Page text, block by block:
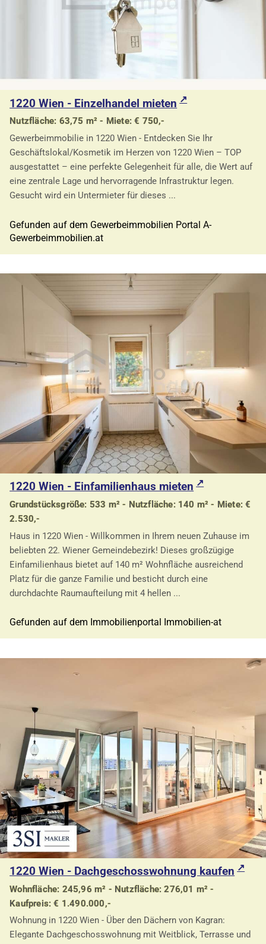
1220 Wien - Einzelhandel mieten
Nutzfläche: 63,75 m² - Miete: € 750,-
Gewerbeimmobilie in 1220 Wien - Entdecken Sie Ihr
Geschäftslokal/Kosmetik im Herzen von 1220 Wien – TOP
ausgestattet – eine perfekte Gelegenheit für alle, die Wert auf
eine zentrale Lage und hervorragende Infrastruktur legen.
Gesucht wird ein Untermieter für dieses ...
Gefunden auf dem Gewerbeimmobilien Portal A-
Gewerbeimmobilien.at
1220 Wien - Einfamilienhaus mieten
Grundstücksgröße: 533 m² - Nutzfläche: 140 m² - Miete: €
2.530,-
Haus in 1220 Wien - Willkommen in Ihrem neuen Zuhause im
beliebten 22. Wiener Gemeindebezirk! Dieses großzügige
Einfamilienhaus bietet auf 140 m² Wohnfläche ausreichend
Platz für die ganze Familie und besticht durch eine
durchdachte Raumaufteilung mit 4 hellen ...
Gefunden auf dem Immobilienportal Immobilien-at
1220 Wien - Dachgeschosswohnung kaufen
Wohnfläche: 245,96 m² - Nutzfläche: 276,01 m² -
Kaufpreis: € 1.490.000,-
Wohnung in 1220 Wien - Über den Dächern von Kagran:
Elegante Dachgeschosswohnung mit Weitblick, Terrasse und